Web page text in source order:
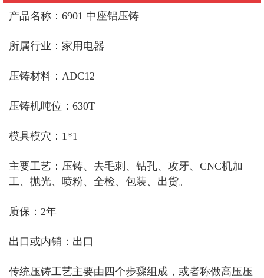
产品名称：6901 中座铝压铸
所属行业：家用电器
压铸材料：ADC12
压铸机吨位：630T
模具模穴：1*1
主要工艺：压铸、去毛刺、钻孔、攻牙、CNC机加
工、抛光、喷粉、全检、包装、出货。
质保：2年
出口或内销：出口
传统压铸工艺主要由四个步骤组成，或者称做高压压